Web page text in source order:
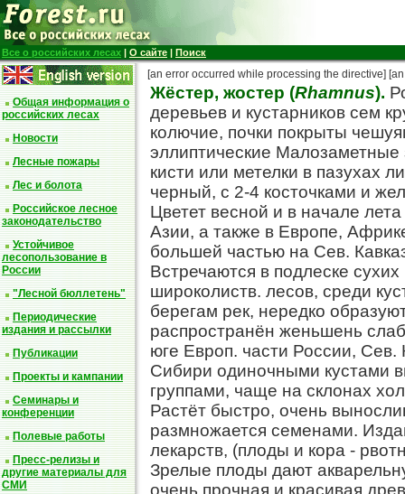
Все о российских лесах | О сайте | Поиск
Общая информация о
российских лесах
Новости
Лесные пожары
Лес и болота
Российское лесное
законодательство
Устойчивое
лесопользование в
России
"Лесной бюллетень"
Периодические
издания и рассылки
Публикации
Проекты и кампании
Семинары и
конференции
Полевые работы
Пресс-релизы и
другие материалы для
СМИ
[an error occurred while processing the directive]
Жёстер, жостер (Rhamnus).
деревьев и кустарников сем
колючие, почки покрыты
эллиптические Малозаметные
кисти или метелки в пазухах
черный, с 2-4 косточками и
Цветет весной и в начале
Азии, а также в Европе,
большей частью на Сев.
Встречаются в подлеске
широколиств. лесов, среди
берегам рек, нередко
распространён женьшень
юге Европ. части России,
Сибири одиночными кустами
группами, чаще на склонах
Растёт быстро, очень
размножается семенами.
лекарств, (плоды и кора -
Зрелые плоды дают
очень прочная и красивая